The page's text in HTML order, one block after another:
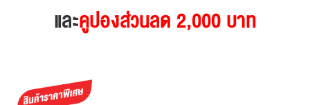
และคูปองส่วนลด 2,000 บาท